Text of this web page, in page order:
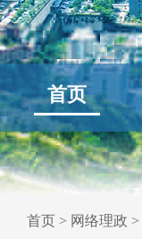
首页
首页 > 网络理政 >